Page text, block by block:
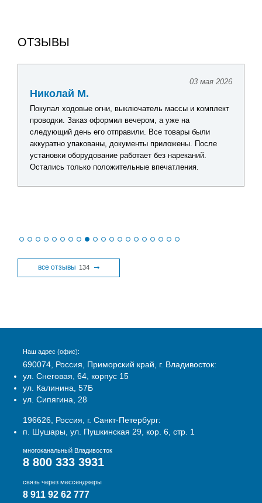
ОТЗЫВЫ
03 мая 2026
Николай М.
Покупал ходовые огни, выключатель массы и комплект
проводки. Заказ оформил вечером, а уже на
следующий день его отправили. Все товары были
аккуратно упакованы, документы приложены. После
установки оборудование работает без нареканий.
Остались только положительные впечатления.
все отзывы 134
Наш адрес (офис):
690074, Россия, Приморский край, г. Владивосток:
ул. Снеговая, 64, корпус 15
ул. Калинина, 57Б
ул. Сипягина, 28
196626, Россия, г. Санкт-Петербург:
п. Шушары, ул. Пушкинская 29, кор. 6, стр. 1
многоканальный Владивосток
8 800 333 3931
связь через мессенджеры
8 911 92 62 777